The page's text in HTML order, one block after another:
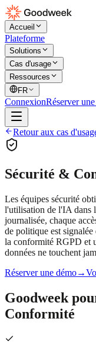
Accueil
Plateforme
Solutions
Cas d'usage
Ressources
FR
ConnexionRéserver
Retour aux cas
Sécurité &
Les équipes sécurité
l'utilisation de l'IA dans
journalisée, chaque
de politique est
la conformité RGPD et
données ne touchent
Réserver une démo→
Goodweek
Conformité